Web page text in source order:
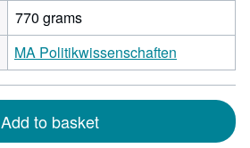
770 grams
MA Politikwissenschaften
Add to basket